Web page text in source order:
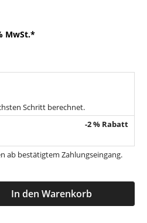
MwSt.*
Schritt berechnet.
-2 % Rabatt
ab bestätigtem Zahlungseingang.
In den Warenkorb